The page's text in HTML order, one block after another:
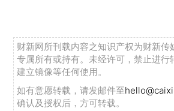
财新网所刊载内容之知识产权为财新传
专属所有或持有。未经许可，禁止进行
建立镜像等任何使用。
如有意愿转载，请发邮件至
确认及授权后，方可转载。